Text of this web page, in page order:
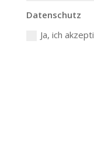
Datenschutz
Ja, ich